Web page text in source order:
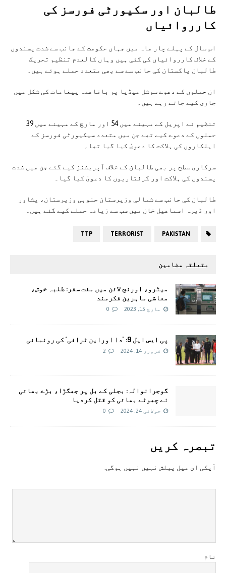
طالبان اور سکیورٹی فورسز کی
کارروائیاں
اس سال کے پہلے چار ماہ میں جہاں حکومت کے جانب سے شدت پسندوں
کے خلاف کارروائیاں کی گئی ہیں وہاں کالعدم تنظیم تحریک
طالبان پاکستان کی جانب سے سے بھی متعدد حملے ہوئے ہیں۔
ان حملوں کے دعوے سوشل میڈیا پر باقاعدہ پیغامات کی شکل میں
جاری کیے جاتے رہے ہیں۔
تنظیم نے اپریل کے مہینے میں 54 اور مارچ کے مہینے میں 39
حملوں کے دعوے کیے تھے جن میں متعدد سیکیورٹی فورسز کے
اہلکاروں کی ہلاکت کا دعویٰ کیا گیا تھا۔
سرکاری سطح پر بھی طالبان کے خلاف آپریشنز کیے گئے جن میں شدت
پسندوں کی ہلاکت اور گرفتاریوں کا دعویٰ کیا گیا۔
طالبان کی جانب سے شمالی وزیرستان جنوبی وزیرستان، پشاور
اور ڈیرہ اسماعیل خان میں سب سے زیادہ حملے کیے گئے ہیں۔
PAKISTAN
TERRORIST
TTP
متعلقہ مضامین
میٹرو، اورنج لائن میں مفت سفر: طلبہ خوش،
معاشی ماہرین فکرمند
مارچ 15, 2023 0
پی ایس ایل 9: ’دا اوراین ٹرافی‘ کی رونمائی
فروری 14, 2024 2
گوجرانوالہ: بجلی کے بل پر جھگڑا، بڑے بھائی
نے چھوٹے بھائی کو قتل کردیا
جولائی 24, 2024 0
تبصرہ کريں
آپکی ای ميل پبلش نہيں نہيں ہوگی.
نام